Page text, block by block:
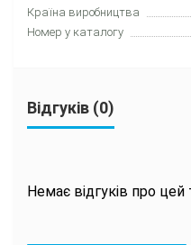
Країна виробництва
Номер у каталогу
Відгуків (0)
Немає відгуків про цей